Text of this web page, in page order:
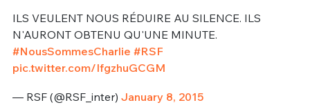
ILS VEULENT NOUS RÉDUIRE AU SILENCE. ILS
N'AURONT OBTENU QU'UNE MINUTE.
#NousSommesCharlie #RSF
pic.twitter.com/IfgzhuGCGM
— RSF (@RSF_inter) January 8, 2015